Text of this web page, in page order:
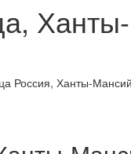
Россия, Ханты-